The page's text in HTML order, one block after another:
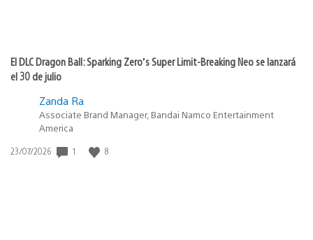
El DLC Dragon Ball: Sparking Zero’s Super Limit-Breaking Neo se lanzará
el 30 de julio
Zanda Ra
Associate Brand Manager, Bandai Namco Entertainment
America
Fecha
23/07/2026 1 8